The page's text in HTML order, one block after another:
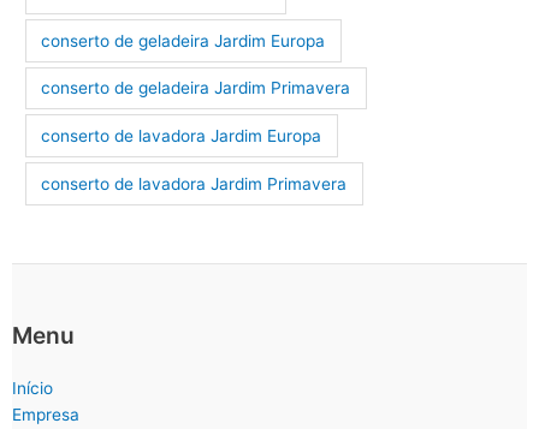
conserto de geladeira Jardim Europa
conserto de geladeira Jardim Primavera
conserto de lavadora Jardim Europa
conserto de lavadora Jardim Primavera
Menu
Início
Empresa